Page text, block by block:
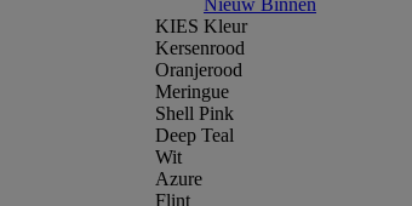
Nieuw Binnen
KIES Kleur
Kersenrood
Oranjerood
Meringue
Shell Pink
Deep Teal
Wit
Azure
Flint